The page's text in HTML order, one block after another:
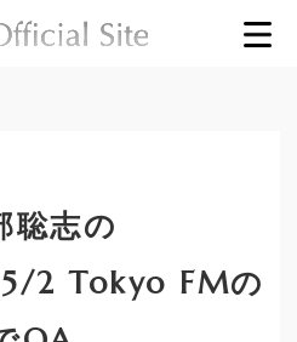
聡志の
2 Tokyo FMの